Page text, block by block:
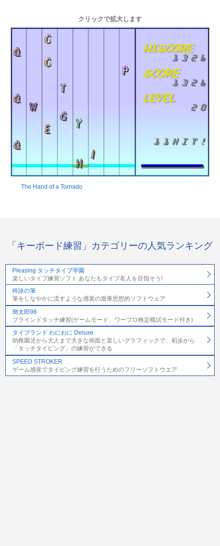
クリックで拡大します
The Hand of a Tornado
「キーボード練習」カテゴリーの人気ランキング
Pleasing タッチタイプ学園
楽しいタイプ練習ソフト あなたもタイプ名人を目指そう!
吟詠の筆
筆をしなやかに流すような感覚の遊筆思想的ソフトウェア
簡太郎98
ブラインドタッチ練習(ゲームモード、ワープロ検定模試モード付き)
タイプランド わにわに Deluxe
幼稚園児から大人まで大きな画面と楽しいグラフィックで、初歩から
「タッチタイピング」の練習ができる
SPEED STROKER
ゲーム感覚でタイピング練習を行うためのフリーソフトウエア